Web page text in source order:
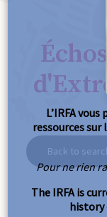
Back to
L’IRFA
ressources
Pour ne rien
The IRFA is
history